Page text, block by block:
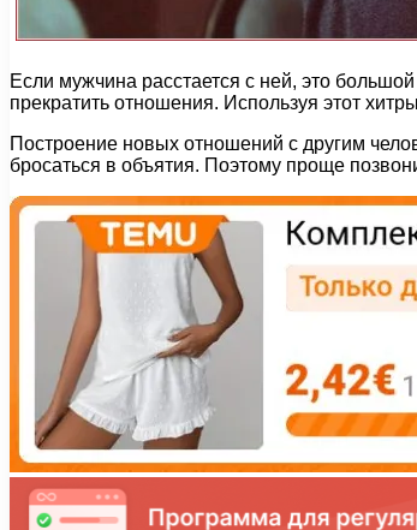
Если мужчина расстается с ней, это
прекратить отношения. Используя этот
Построение новых отношений с другим
бросаться в объятия. Поэтому проще